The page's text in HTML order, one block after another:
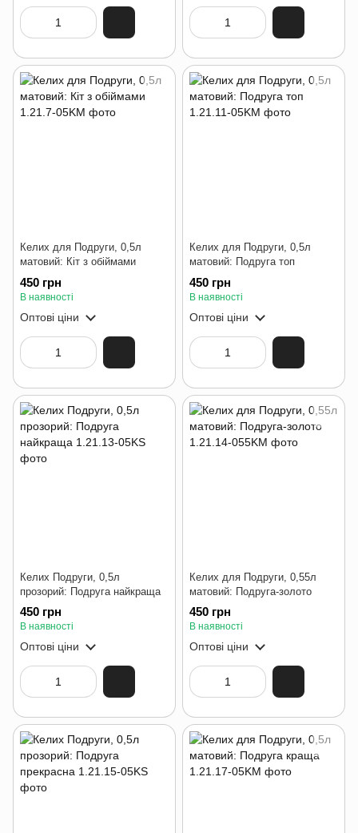
Келих для Подруги, 0,5л
матовий: Кіт з обіймами
450 грн
В наявності
Оптові ціни
Келих для Подруги, 0,5л
матовий: Подруга топ
450 грн
В наявності
Оптові ціни
Келих Подруги, 0,5л
прозорий: Подруга найкраща
450 грн
В наявності
Оптові ціни
Келих для Подруги, 0,55л
матовий: Подруга-золото
450 грн
В наявності
Оптові ціни